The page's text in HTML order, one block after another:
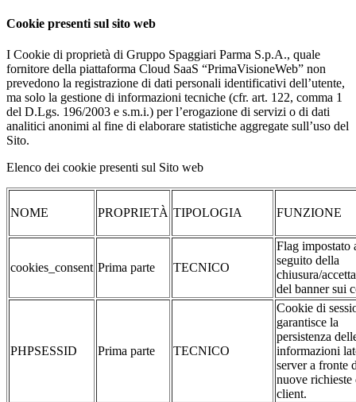
Cookie presenti sul sito web
I Cookie di proprietà di Gruppo Spaggiari Parma S.p.A., quale
fornitore della piattaforma Cloud SaaS “PrimaVisioneWeb” non
prevedono la registrazione di dati personali identificativi dell’utente,
ma solo la gestione di informazioni tecniche (cfr. art. 122, comma 1
del D.Lgs. 196/2003 e s.m.i.) per l’erogazione di servizi o di dati
analitici anonimi al fine di elaborare statistiche aggregate sull’uso del
Sito.
Elenco dei cookie presenti sul Sito web
NOME PROPRIETÀ TIPOLOGIA FUNZIONE
cookies_consent Prima parte TECNICO
Flag impostato
seguito della
chiusura/
del banner sui
PHPSESSID Prima parte TECNICO
Cookie di
garantisce la
persistenza
informazioni
server a fronte
nuove richieste
client.